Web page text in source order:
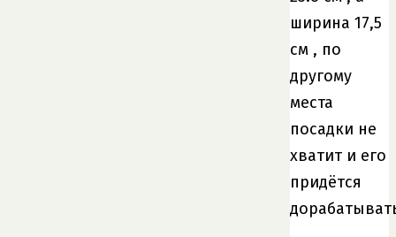
ширина 17,5
см , по
другому
места
посадки не
хватит и его
придётся